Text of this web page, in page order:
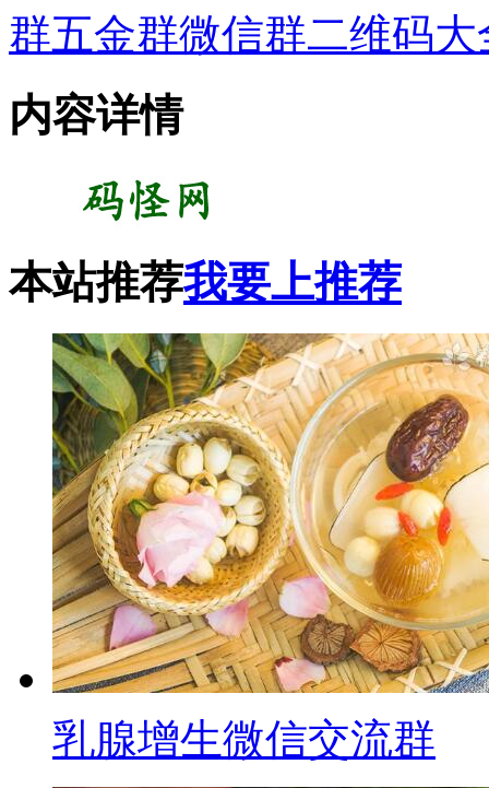
群五金群微信群二维码大
内容详情
本站推荐我要上推荐
乳腺增生微信交流群